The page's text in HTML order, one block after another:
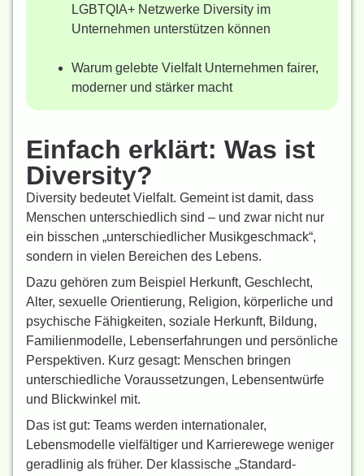
LGBTQIA+ Netzwerke Diversity im
Unternehmen unterstützen können
Warum gelebte Vielfalt Unternehmen fairer,
moderner und stärker macht
Einfach erklärt: Was ist
Diversity?
Diversity bedeutet Vielfalt. Gemeint ist damit, dass
Menschen unterschiedlich sind – und zwar nicht nur
ein bisschen „unterschiedlicher Musikgeschmack“,
sondern in vielen Bereichen des Lebens.
Dazu gehören zum Beispiel Herkunft, Geschlecht,
Alter, sexuelle Orientierung, Religion, körperliche und
psychische Fähigkeiten, soziale Herkunft, Bildung,
Familienmodelle, Lebenserfahrungen und persönliche
Perspektiven. Kurz gesagt: Menschen bringen
unterschiedliche Voraussetzungen, Lebensentwürfe
und Blickwinkel mit.
Das ist gut: Teams werden internationaler,
Lebensmodelle vielfältiger und Karrierewege weniger
geradlinig als früher. Der klassische „Standard-